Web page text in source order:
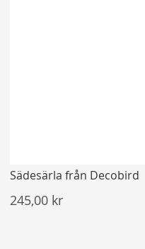
Sädesärla från Decobird
245,00 kr